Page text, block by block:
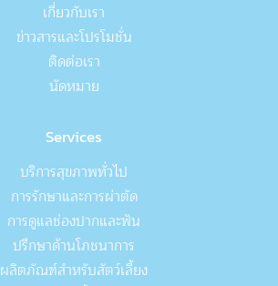
เกี่ยวกับเรา
ข่าวสารและโปรโมชั่น
ติดต่อเรา
นัดหมาย
Services
บริการสุขภาพทั่วไป
การรักษาและการผ่าตัด
การดูแลช่องปากและฟัน
ปรึกษาด้านโภชนาการ
ผลิตภัณฑ์สำหรับสัตว์เลี้ยง